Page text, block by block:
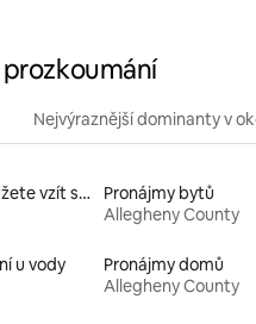
Nejvýraznější dominanty v
Pronájmy, kam můžete vzít své domácí mazlíčky
Pronájmy bytů
Allegheny County
u vody
Pronájmy domů
Allegheny County